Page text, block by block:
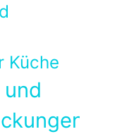
Küche